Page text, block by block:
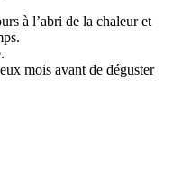
à l’abri de la chaleur et
mois avant de déguster